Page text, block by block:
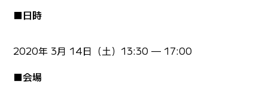
■日時
2020年 3月 14日（土）13:30 — 17:00
■会場